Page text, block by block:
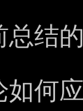
总结
如何